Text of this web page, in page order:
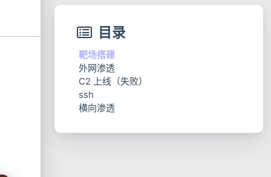
目录
靶场搭建
外网渗透
mysql 渗透（失败）
网站渗透
C2 上线（失败）
ssh
提权
横向渗透